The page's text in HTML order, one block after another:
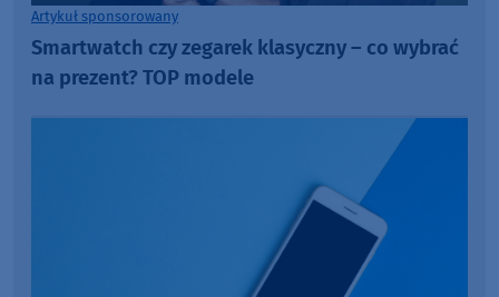
Artykuł sponsorowany
Smartwatch czy zegarek klasyczny – co wybrać
na prezent? TOP modele